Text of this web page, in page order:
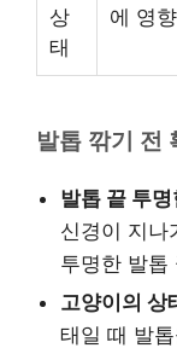
상
태
에 영
발톱 깎기 전
발톱 끝 투
신경이 지나
투명한 발톱
고양이의 상
태일 때 발